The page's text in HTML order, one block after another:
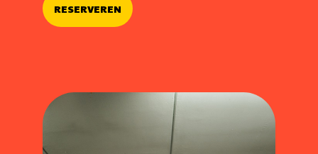
RESERVEREN